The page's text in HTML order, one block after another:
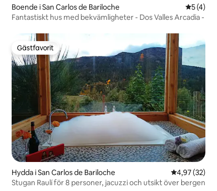
Boende i San Carlos de Bariloche 5 av 5 i
5 (4)
Fantastiskt hus med bekvämligheter - Dos Valles Arcadia -
Gästfavorit
Gästfavorit
Hydda i San Carlos de Bariloche 4,97 av 5 i
4,97 (32)
Stugan Raulí för 8 personer, jacuzzi och utsikt över bergen